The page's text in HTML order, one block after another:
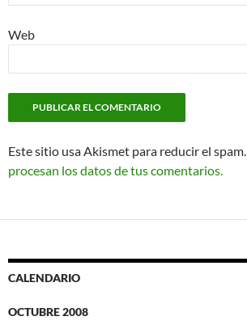
Web
Este sitio usa Akismet para reducir el spam.
procesan los datos de tus comentarios.
CALENDARIO
OCTUBRE 2008